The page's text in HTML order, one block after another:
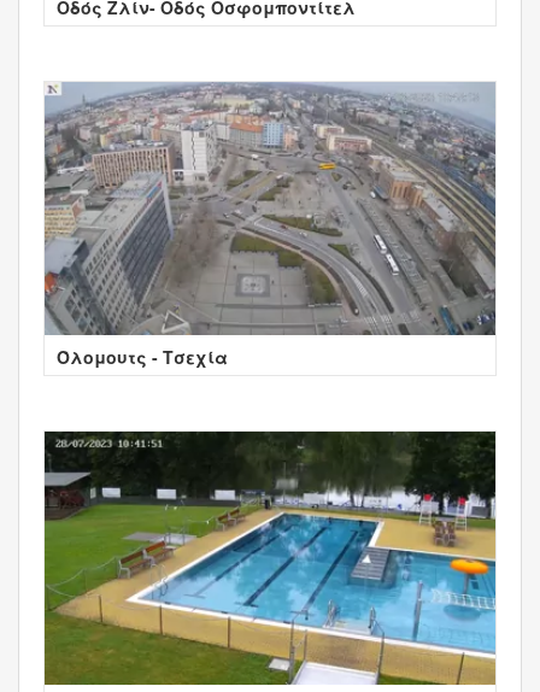
Οδός Ζλίν- Οδός Οσφομποντίτελ
Όλομουτς - Τσεχία